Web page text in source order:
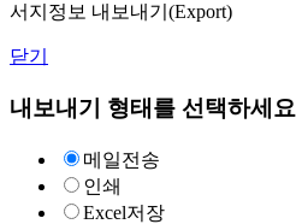
서지정보 내보내기(Export)
닫기
내보내기 형태를 선택하세요
메일전송
인쇄
Excel저장